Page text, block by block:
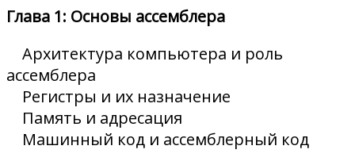
Глава 1: Основы ассемблера
Архитектура компьютера и роль
ассемблера
Регистры и их назначение
Память и адресация
Машинный код и ассемблерный код